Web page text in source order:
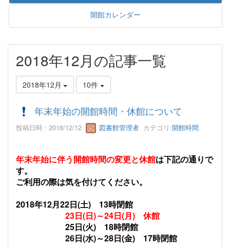
開館カレンダー
2018年12月の記事一覧
2018年12月 10件
年末年始の開館時間・休館について
投稿日時 : 2018/12/12 図書館管理者 カテゴリ:開館時間
年末年始に伴う開館時間の変更と休館は下記の通りで
す。
ご利用の際は気を付けてください。
2018年12月22日(土) 13時閉館
23日(日)～24日(月) 休館
25日(火) 18時閉館
26日(水)～28日(金) 17時閉館